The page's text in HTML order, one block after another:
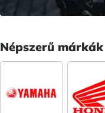
Népszerű márkák